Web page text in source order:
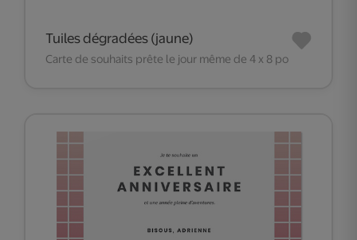
Tuiles dégradées (jaune)
Carte de souhaits prête le jour même de 4 x 8 po